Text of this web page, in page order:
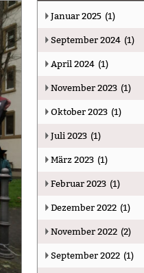
Januar 2025 (1)
September 2024 (1)
April 2024 (1)
November 2023 (1)
Oktober 2023 (1)
Juli 2023 (1)
März 2023 (1)
Februar 2023 (1)
Dezember 2022 (1)
November 2022 (2)
September 2022 (1)